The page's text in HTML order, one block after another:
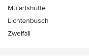
Mulartshütte
Lichtenbusch
Zweifall